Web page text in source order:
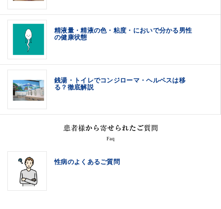
精液量・精液の色・粘度・においで分かる男性
の健康状態
銭湯・トイレでコンジローマ・ヘルペスは移
る？徹底解説
Faq
性病のよくあるご質問